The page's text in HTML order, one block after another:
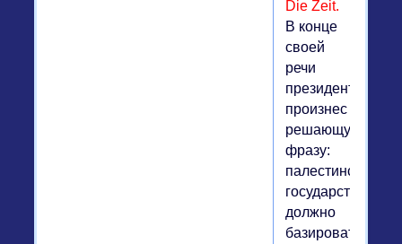
Die Zeit.
В конце
своей
речи
президент
произнес
решающую
фразу:
палестинское
государство
должно
базироваться